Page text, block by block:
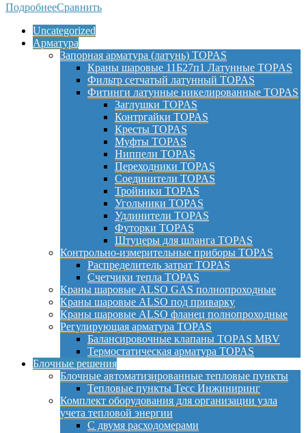
ПодробнееСравнить
Uncategorized
Арматура
Запорная арматура (латунь) TOPAS
Краны шаровые 11Б27п1 Латунные TOPAS
Фильтр сетчатый латунный TOPAS
Фитинги латунные никелированные TOPAS
Заглушки TOPAS
Контргайки TOPAS
Кресты TOPAS
Муфты TOPAS
Ниппели TOPAS
Переходники TOPAS
Соединители TOPAS
Тройники TOPAS
Угольники TOPAS
Удлинители TOPAS
Футорки TOPAS
Штуцеры для шланга TOPAS
Контрольно-измерительные приборы TOPAS
Распределитель затрат TOPAS
Счетчики тепла TOPAS
Краны шаровые ALSO GAS полнопроходные
Краны шаровые ALSO под приварку
Краны шаровые ALSO фланец полнопроходные
Регулирующая арматура TOPAS
Балансировочные клапаны TOPAS MBV
Термостатическая арматура TOPAS
Блочные решения
Блочные автоматизированные тепловые пункты
Тепловые пункты Тесс Инжиниринг
Комплект оборудования для организации узла
учета тепловой энергии
С двумя расходомерами